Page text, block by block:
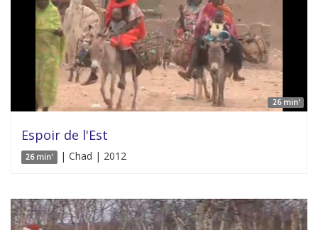
26 min'
Espoir de l'Est
26 min' | Chad | 2012